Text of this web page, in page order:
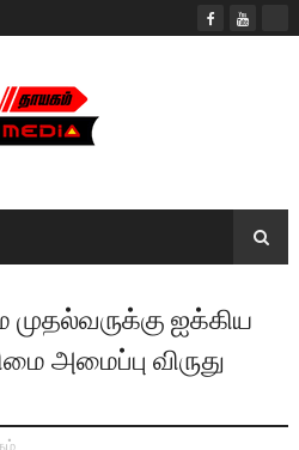
முதல்வருக்கு ஐக்கிய
அமைப்பு விருது